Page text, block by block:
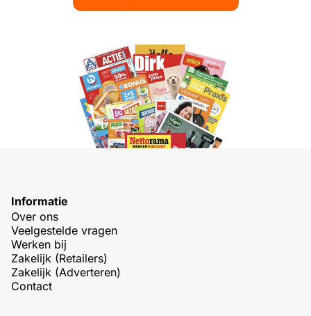
Informatie
Over ons
Veelgestelde vragen
Werken bij
Zakelijk (Retailers)
Zakelijk (Adverteren)
Contact